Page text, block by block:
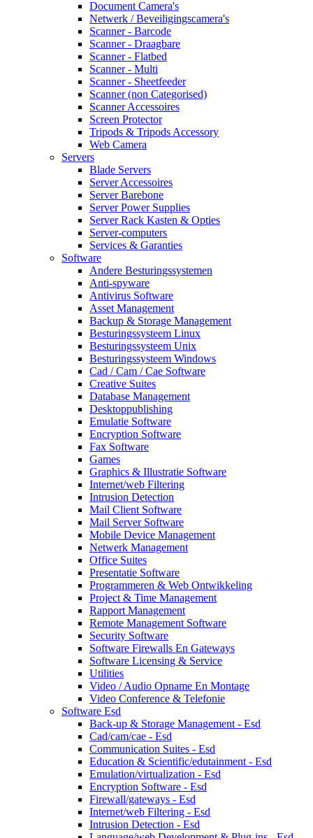
Document Camera's
Netwerk / Beveiligingscamera's
Scanner - Barcode
Scanner - Draagbare
Scanner - Flatbed
Scanner - Multi
Scanner - Sheetfeeder
Scanner (non Categorised)
Scanner Accessoires
Screen Protector
Tripods & Tripods Accessory
Web Camera
Servers
Blade Servers
Server Accessoires
Server Barebone
Server Power Supplies
Server Rack Kasten & Opties
Server-computers
Services & Garanties
Software
Andere Besturingssystemen
Anti-spyware
Antivirus Software
Asset Management
Backup & Storage Management
Besturingssysteem Linux
Besturingssysteem Unix
Besturingssysteem Windows
Cad / Cam / Cae Software
Creative Suites
Database Management
Desktoppublishing
Emulatie Software
Encryption Software
Fax Software
Games
Graphics & Illustratie Software
Internet/web Filtering
Intrusion Detection
Mail Client Software
Mail Server Software
Mobile Device Management
Netwerk Management
Office Suites
Presentatie Software
Programmeren & Web Ontwikkeling
Project & Time Management
Rapport Management
Remote Management Software
Security Software
Software Firewalls En Gateways
Software Licensing & Service
Utilities
Video / Audio Opname En Montage
Video Conference & Telefonie
Software Esd
Back-up & Storage Management - Esd
Cad/cam/cae - Esd
Communication Suites - Esd
Education & Scientific/edutainment - Esd
Emulation/virtualization - Esd
Encryption Software - Esd
Firewall/gateways - Esd
Internet/web Filtering - Esd
Intrusion Detection - Esd